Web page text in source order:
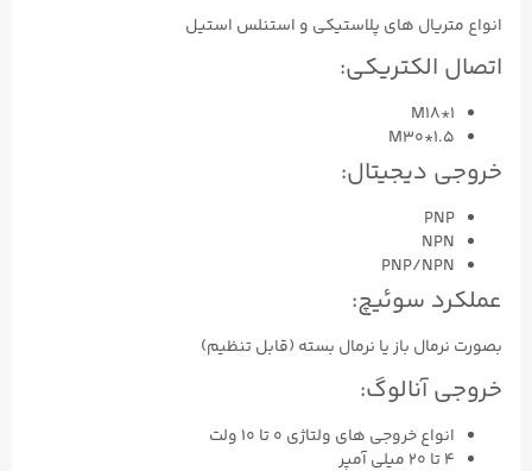
انواع متریال های پلاستیکی و استنلس استیل
اتصال الکتریکی:
M18*1
M30*1.5
خروجی دیجیتال:
PNP
NPN
PNP/NPN
عملکرد سوئیچ:
بصورت نرمال باز یا نرمال بسته (قابل تنظیم)
خروجی آنالوگ:
انواع خروجی های ولتاژی ۰ تا ۱۰ ولت
۴ تا ۲۰ میلی آمپر